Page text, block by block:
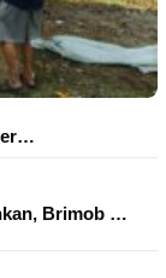
Brimob …